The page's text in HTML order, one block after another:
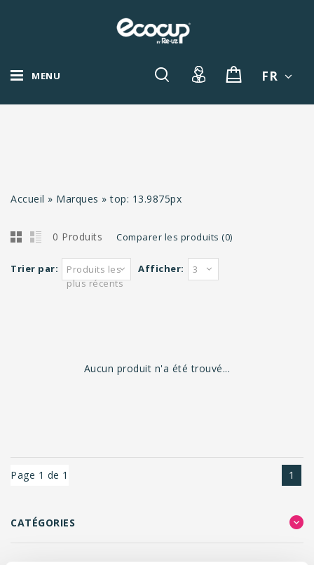
MENU FR
Accueil » Marques »top: 13.9875px
0 Produits Comparer les produits (0)
Trier par:
Produits les
plus récents
Afficher: 3
Aucun produit n'a été trouvé...
Page 1 de 1 1
CATÉGORIES